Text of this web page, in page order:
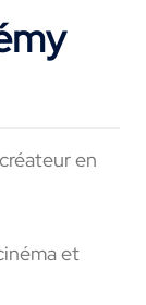
en
et